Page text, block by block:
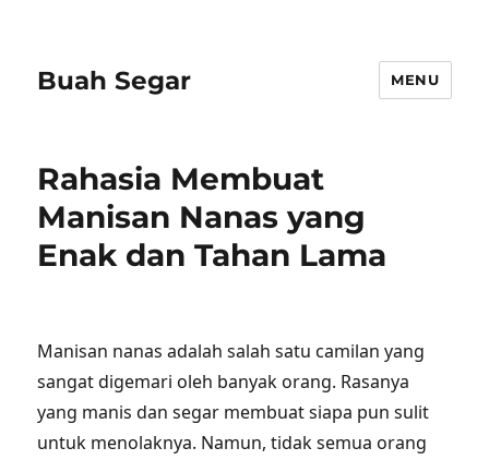
Buah Segar MENU
Rahasia Membuat
Manisan Nanas yang
Enak dan Tahan Lama
Manisan nanas adalah salah satu camilan yang
sangat digemari oleh banyak orang. Rasanya
yang manis dan segar membuat siapa pun sulit
untuk menolaknya. Namun, tidak semua orang